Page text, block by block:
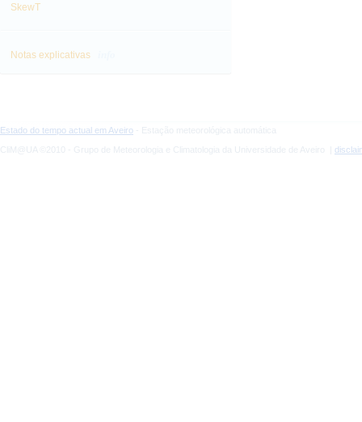
SkewT
Notas explicativas
Estado do tempo actual em Aveiro - Estação meteorológica automática
CliM@UA ©2010 - Grupo de Meteorologia e Climatologia da Universidade de Aveiro |